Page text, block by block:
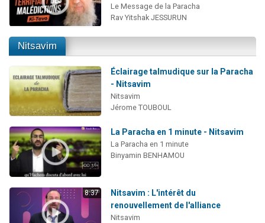
Le Message de la Paracha
Rav Yitshak JESSURUN
Nitsavim
Éclairage talmudique sur la Paracha
- Nitsavim
Nitsavim
Jérome TOUBOUL
La Paracha en 1 minute - Nitsavim
La Paracha en 1 minute
Binyamin BENHAMOU
8:37
Nitsavim : L'intérêt du
renouvellement de l'alliance
Nitsavim